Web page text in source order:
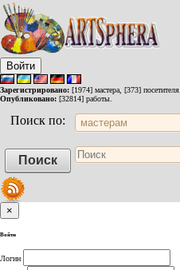
Войти
Зарегистрировано: [1974] мастера, [373] посетителя.
Опубликовано: [32814] работы.
Поиск по:
×
Войти
Логин